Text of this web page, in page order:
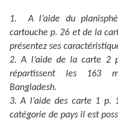
1. A l’aide du
cartouche p. 26 et de la
présentez ses
2. A l’aide de la carte 2
répartissent les 163
Bangladesh.
3. A l’aide des carte 1 p.
catégorie de pays il est